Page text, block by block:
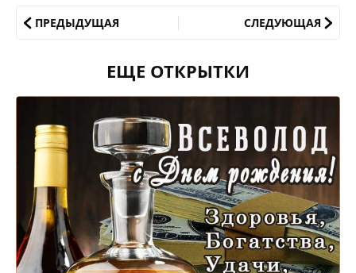
ПРЕДЫДУЩАЯ СЛЕДУЮЩАЯ
ЕЩЕ ОТКРЫТКИ